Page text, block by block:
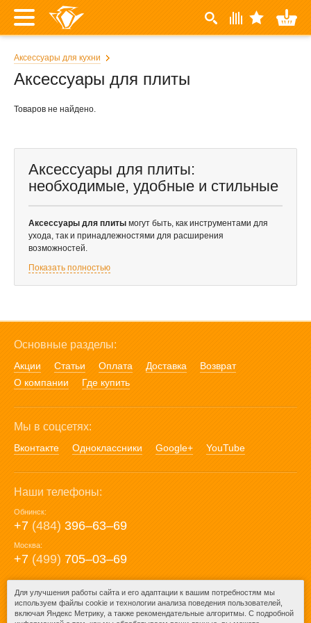
Аксессуары для кухни
Аксессуары для плиты
Товаров не найдено.
Аксессуары для плиты:
необходимые, удобные и стильные
Аксессуары для плиты могут быть, как инструментами для
ухода, так и принадлежностями для расширения
возможностей.
Показать полностью
Основные разделы:
Акции Статьи Оплата Доставка
Возврат
О компании
Где купить
Мы в соцсетях:
Вконтакте Одноклассники Google+ YouTube
Наши телефоны:
Обнинск:
+7 (484) 396‒63‒69
Москва:
+7 (499) 705‒03‒69
E-mail:
mail@posuda40.ru
Для улучшения работы сайта и его адаптации к вашим потребностям мы
используем файлы cookie и технологии анализа поведения пользователей,
включая Яндекс Метрику, а также рекомендательные алгоритмы. С подробной